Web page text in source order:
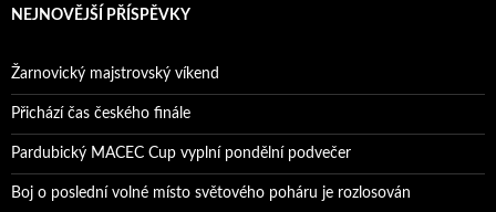
NEJNOVĚJŠÍ PŘÍSPĚVKY
Žarnovický majstrovský víkend
Přichází čas českého finále
Pardubický MACEC Cup vyplní pondělní podvečer
Boj o poslední volné místo světového poháru je rozlosován